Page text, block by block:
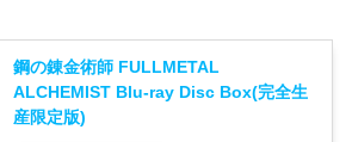
鋼の錬金術師 FULLMETAL
ALCHEMIST Blu-ray Disc Box(完全生
産限定版)